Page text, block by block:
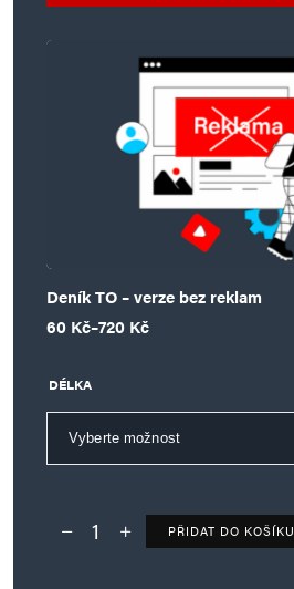
Deník TO – verze bez reklam
60 Kč–720 Kč
Rozpětí cen: 60 Kč až 720 Kč
DÉLKA
Deník TO – verze bez reklam množství
PŘIDAT DO KOŠÍKU